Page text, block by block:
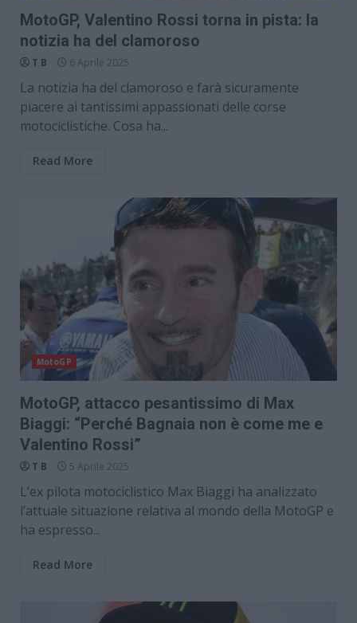
MotoGP, Valentino Rossi torna in pista: la
notizia ha del clamoroso
T B 6 Aprile 2025
La notizia ha del clamoroso e farà sicuramente
piacere ai tantissimi appassionati delle corse
motociclistiche. Cosa ha...
Read More
MotoGP
MotoGP, attacco pesantissimo di Max
Biaggi: “Perché Bagnaia non è come me e
Valentino Rossi”
T B 5 Aprile 2025
L’ex pilota motociclistico Max Biaggi ha analizzato
l’attuale situazione relativa al mondo della MotoGP e
ha espresso...
Read More